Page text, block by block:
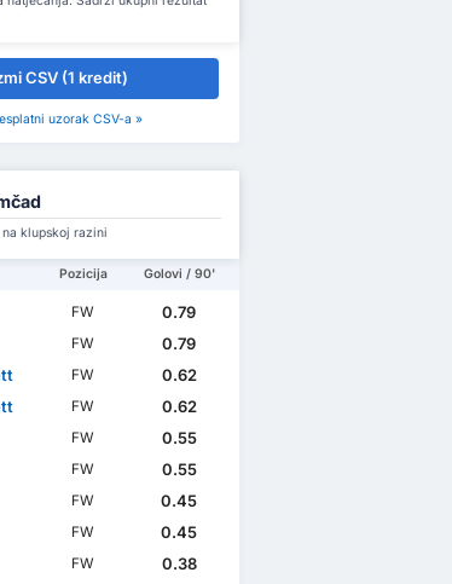
CSV (1 kredit)
uzorak CSV-a »
klupskoj razini
Pozicija Golovi / 90'
FW
0.79
FW
0.79
FW
0.62
FW
0.62
FW
0.55
FW
0.55
FW
0.45
FW
0.45
FW
0.38